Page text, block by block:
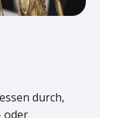
durch,
oder